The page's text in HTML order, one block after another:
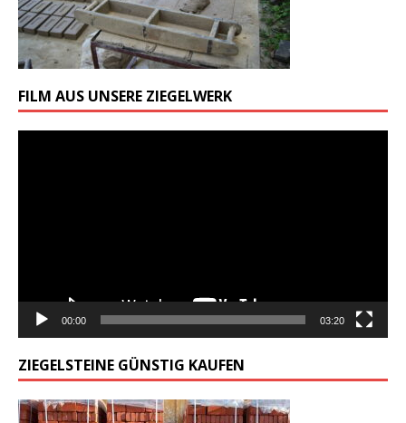
FILM AUS UNSERE ZIEGELWERK
00:00 03:20
ZIEGELSTEINE GÜNSTIG KAUFEN